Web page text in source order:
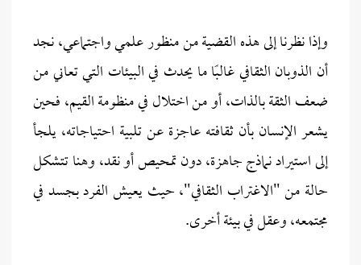
وإذا نظرنا إلى هذه القضية من منظور علمي واجتماعي، نجد
أن الذوبان الثقافي غالبًا ما يحدث في البيئات التي تعاني من
ضعف الثقة بالذات، أو من اختلال في منظومة القيم، فحين
يشعر الإنسان بأن ثقافته عاجزة عن تلبية احتياجاته، يلجأ
إلى استيراد نماذج جاهزة، دون تمحيص أو نقد، وهنا تتشكل
حالة من "الاغتراب الثقافي"، حيث يعيش الفرد بجسد في
مجتمعه، وعقل في بيئة أخرى.